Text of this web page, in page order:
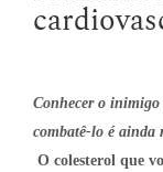
Conhecer o inimigo
combatê-lo é ainda
O colesterol que